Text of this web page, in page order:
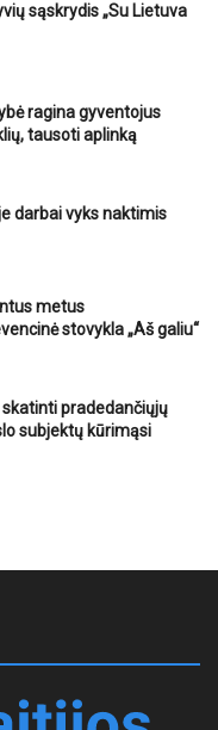
sąskrydis „Su Lietuva
ragina gyventojus
tausoti aplinką
darbai vyks naktimis
metus
stovykla „Aš galiu“
pradedančiųjų
subjektų kūrimąsi